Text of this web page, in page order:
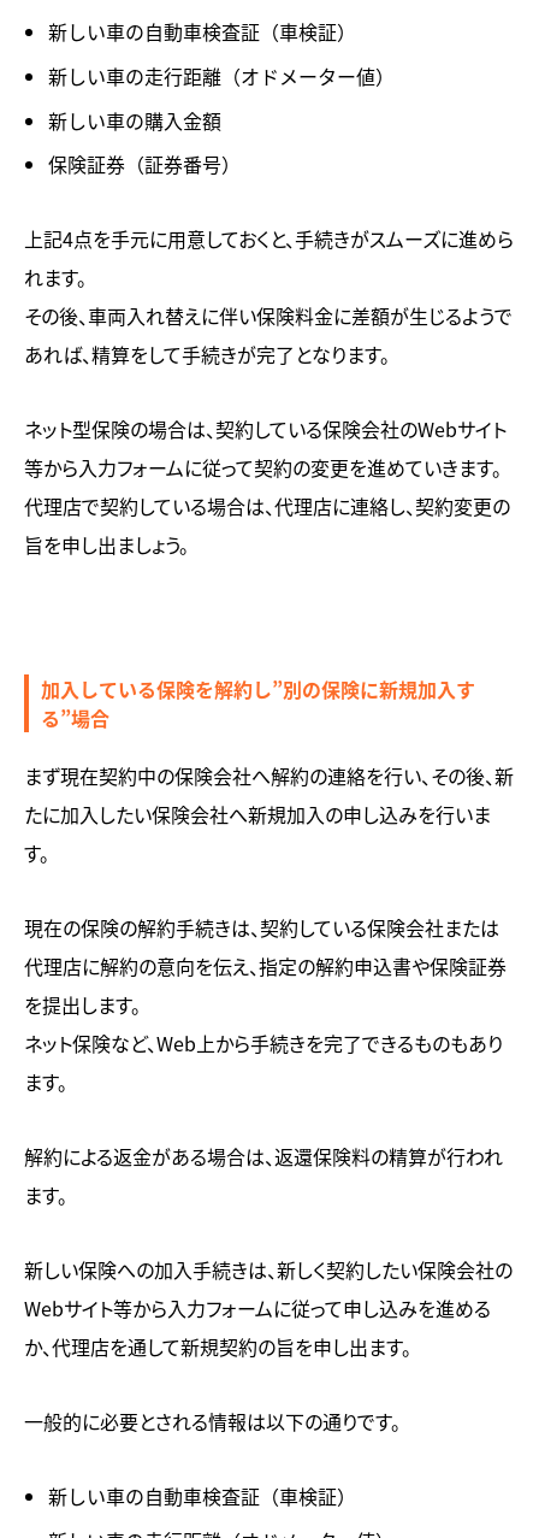
新しい車の自動車検査証（車検証）
新しい車の走行距離（オドメーター値）
新しい車の購入金額
保険証券（証券番号）
上記4点を手元に用意しておくと、手続きがスムーズに進めら
れます。
その後、車両入れ替えに伴い保険料金に差額が生じるようで
あれば、精算をして手続きが完了となります。
ネット型保険の場合は、契約している保険会社のWebサイト
等から入力フォームに従って契約の変更を進めていきます。
代理店で契約している場合は、代理店に連絡し、契約変更の
旨を申し出ましょう。
加入している保険を解約し”別の保険に新規加入す
る”場合
まず現在契約中の保険会社へ解約の連絡を行い、その後、新
たに加入したい保険会社へ新規加入の申し込みを行いま
す。
現在の保険の解約手続きは、契約している保険会社または
代理店に解約の意向を伝え、指定の解約申込書や保険証券
を提出します。
ネット保険など、Web上から手続きを完了できるものもあり
ます。
解約による返金がある場合は、返還保険料の精算が行われ
ます。
新しい保険への加入手続きは、新しく契約したい保険会社の
Webサイト等から入力フォームに従って申し込みを進める
か、代理店を通して新規契約の旨を申し出ます。
一般的に必要とされる情報は以下の通りです。
新しい車の自動車検査証（車検証）